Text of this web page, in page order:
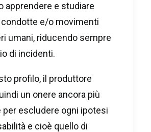
apprendere e studiare
e/o movimenti
umani, riducendo sempre
di incidenti.
profilo, il produttore
un onere ancora più
escludere ogni ipotesi
e cioè quello di